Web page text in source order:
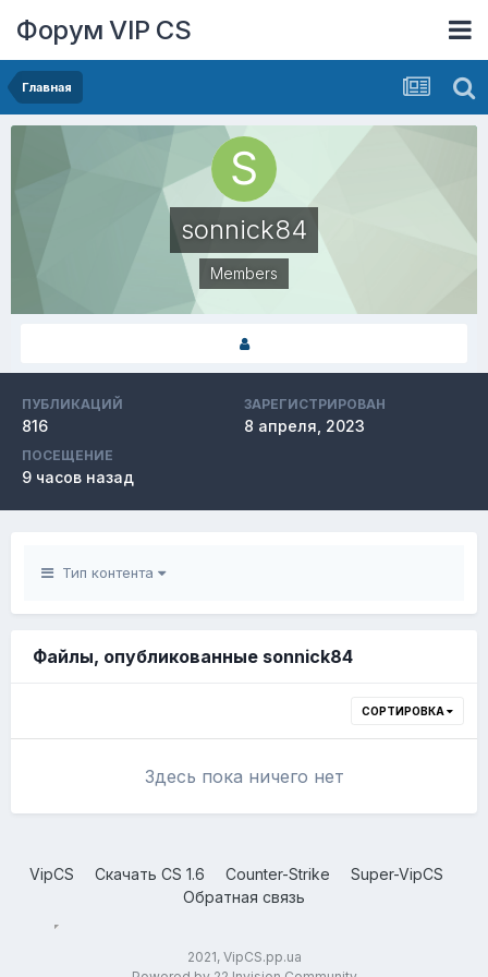
Форум VIP CS
Главная
sonnick84
Members
ПУБЛИКАЦИЙ
816
ЗАРЕГИСТРИРОВАН
8 апреля, 2023
ПОСЕЩЕНИЕ
9 часов назад
Тип контента
Файлы, опубликованные sonnick84
СОРТИРОВКА
Здесь пока ничего нет
VipCS Скачать CS 1.6 Counter-Strike
Super-VipCS
Обратная связь
2021, VipCS.pp.ua